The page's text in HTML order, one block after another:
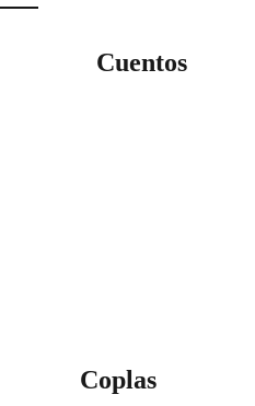
Cuentos
Coplas